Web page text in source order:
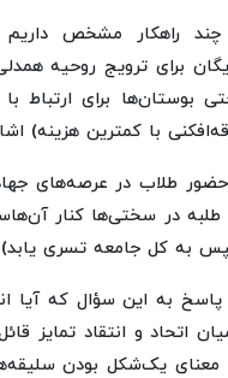
چند راهکار مشخص
برای ترویج روحیه
بوستان‌ها برای
با کمترین هزینه)
طلاب در عرصه‌های
در سختی‌ها کنار
سپس به کل جامعه تسری
به این سؤال که آیا
و انتقاد تمایز
به معنای یک‌شکل بودن